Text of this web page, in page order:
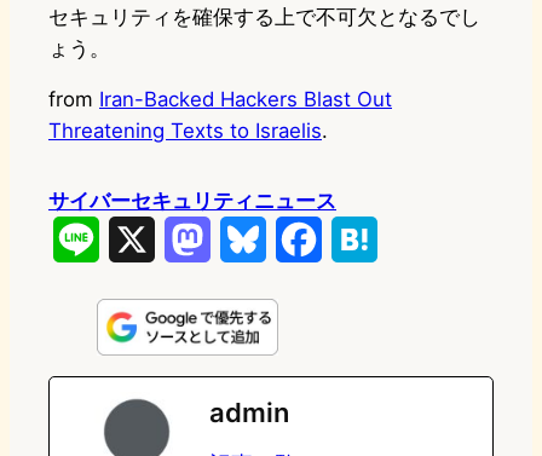
セキュリティを確保する上で不可欠となるでし
ょう。
from Iran-Backed Hackers Blast Out
Threatening Texts to Israelis.
サイバーセキュリティニュース
n
e
s
t
o
u
e
s
e
e
admin